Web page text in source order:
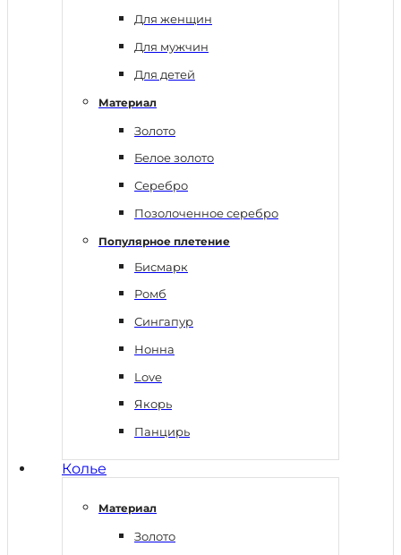
Для женщин
Для мужчин
Для детей
Материал
Золото
Белое золото
Серебро
Позолоченное серебро
Популярное плетение
Бисмарк
Ромб
Сингапур
Нонна
Love
Якорь
Панцирь
Колье
Материал
Золото